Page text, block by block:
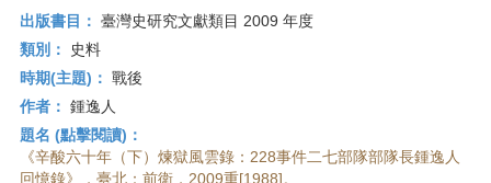
出版書目： 臺灣史研究文獻類目 2009 年度
類別：
史料
時期(主題)： 戰後
作者： 鍾逸人
題名 (點擊閱讀)：
《辛酸六十年（下）煉獄風雲錄：228事件二七部隊部隊長鍾逸人
回憶錄》，臺北：前衛，2009重[1988]。